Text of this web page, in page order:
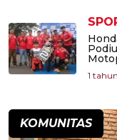
1 tahun
KOMUNITAS